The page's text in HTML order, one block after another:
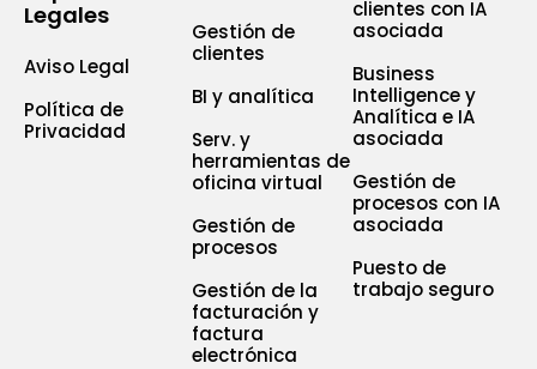
Legales
Aviso Legal
Política de
Privacidad
Gestión de
clientes
BI y analítica
Serv. y
herramientas de
oficina virtual
Gestión de
procesos
Gestión de la
facturación y
factura
electrónica
clientes con IA
asociada
Business
Intelligence y
Analítica e IA
asociada
Gestión de
procesos con IA
asociada
Puesto de
trabajo seguro